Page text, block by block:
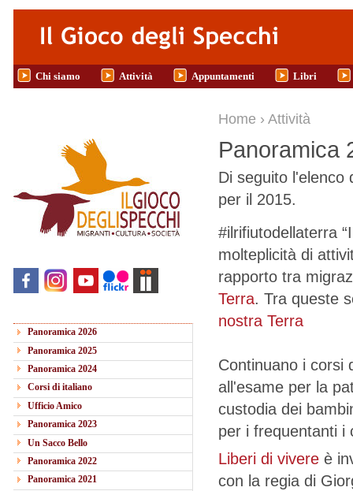
Salta al contenuto principale
Chi siamo Attività Appuntamenti Libri
Panoramica 2026
Panoramica 2025
Panoramica 2024
Corsi di italiano
Ufficio Amico
Panoramica 2023
Un Sacco Bello
Panoramica 2022
Panoramica 2021
Tu sei qui
Home › Attività
Panoramica
Di seguito l'elenco
per il 2015.
#ilrifiutodellaterra
molteplicità di
rapporto tra
Terra. Tra queste
nostra Terra
Continuano i corsi
all'esame per la
custodia dei
per i frequentanti
Liberi di vivere è
con la regia di